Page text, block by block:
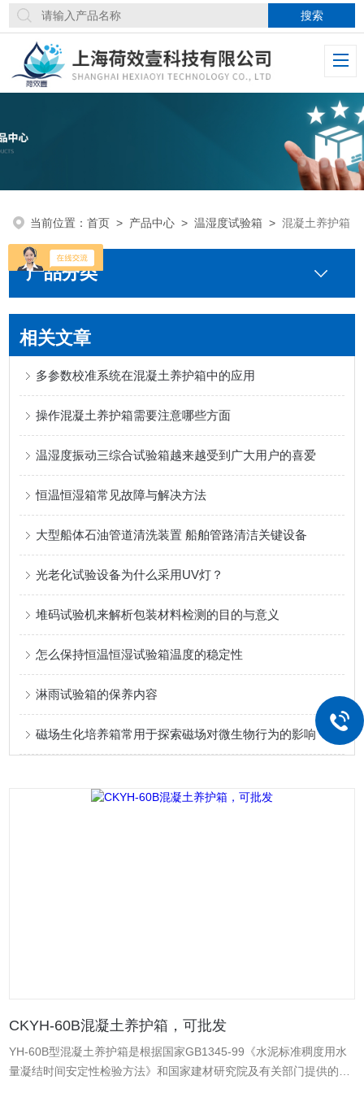
当前位置：首页 > 产品中心 >温湿度试验箱 >混凝土养护箱
产品分类
相关文章
多参数校准系统在混凝土养护箱中的应用
操作混凝土养护箱需要注意哪些方面
温湿度振动三综合试验箱越来越受到广大用户的喜爱
恒温恒湿箱常见故障与解决方法
大型船体石油管道清洗装置 船舶管路清洁关键设备
光老化试验设备为什么采用UV灯？
堆码试验机来解析包装材料检测的目的与意义
怎么保持恒温恒湿试验箱温度的稳定性
淋雨试验箱的保养内容
磁场生化培养箱常用于探索磁场对微生物行为的影响
CKYH-60B混凝土养护箱，可批发
YH-60B型混凝土养护箱是根据国家GB1345-99《水泥标准稠度用水
量凝结时间安定性检验方法》和国家建材研究院及有关部门提供的技